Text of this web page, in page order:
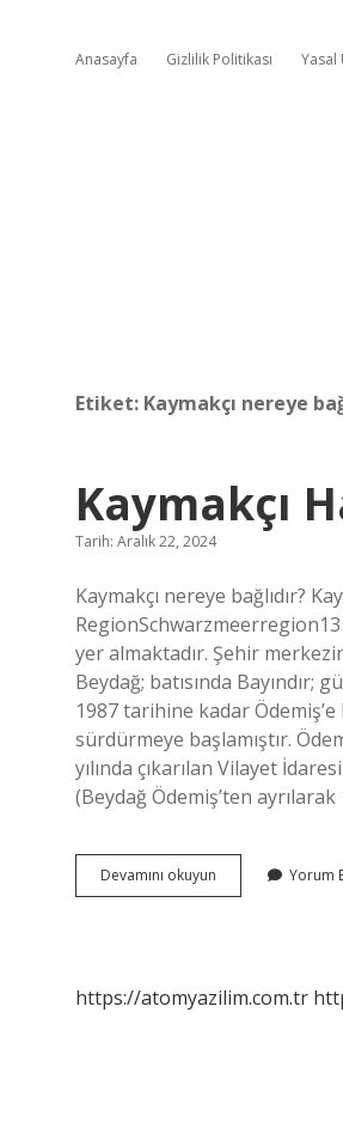
Anasayfa Gizlilik Politikası Yasal
Etiket: Kaymakçı nereye
Kaymakçı
Tarih: Aralık 22, 2024
Kaymakçı nereye bağlıdır?
yer almaktadır. Şehir
Beydağ; batısında Bayındır;
1987 tarihine kadar
sürdürmeye başlamıştır.
yılında çıkarılan Vilayet
(Beydağ Ödemiş’ten
Devamını okuyun Kaymakçı
Hangi
Yorum
https://atomyazilim.com.tr